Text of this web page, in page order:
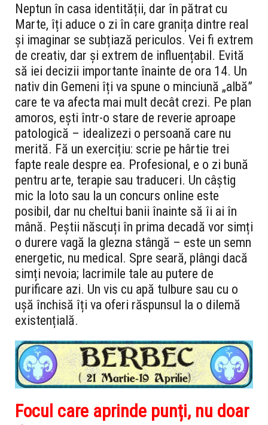
Neptun în casa identității, dar în pătrat cu
Marte, îți aduce o zi în care granița dintre real
și imaginar se subțiază periculos. Vei fi extrem
de creativ, dar și extrem de influențabil. Evită
să iei decizii importante înainte de ora 14. Un
nativ din Gemeni îți va spune o minciună „albă”
care te va afecta mai mult decât crezi. Pe plan
amoros, ești într-o stare de reverie aproape
patologică – idealizezi o persoană care nu
merită. Fă un exercițiu: scrie pe hârtie trei
fapte reale despre ea. Profesional, e o zi bună
pentru arte, terapie sau traduceri. Un câștig
mic la loto sau la un concurs online este
posibil, dar nu cheltui banii înainte să îi ai în
mână. Peștii născuți în prima decadă vor simți
o durere vagă la glezna stângă – este un semn
energetic, nu medical. Spre seară, plângi dacă
simți nevoia; lacrimile tale au putere de
purificare azi. Un vis cu apă tulbure sau cu o
ușă închisă îți va oferi răspunsul la o dilemă
existențială.
Focul care aprinde punți, nu doar